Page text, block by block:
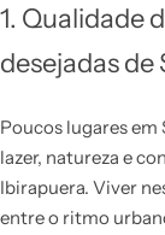
1. Qualidade
desejadas de
Poucos lugares
lazer, natureza e
Ibirapuera. Viver
entre o ritmo